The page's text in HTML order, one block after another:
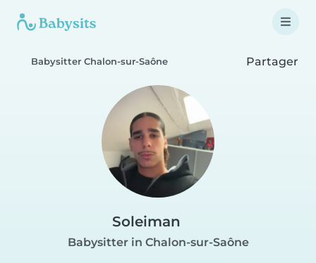
Babysitter Chalon-sur-Saône Partager
Soleiman
Babysitter in Chalon-sur-Saône